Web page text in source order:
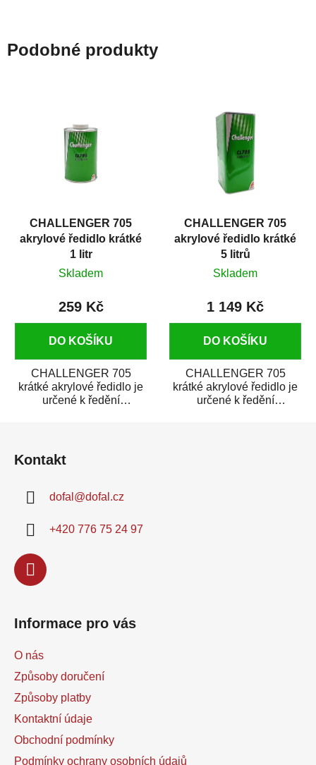
Podobné produkty
CHALLENGER 705
akrylové ředidlo krátké
1 litr
Skladem
259 Kč
DO KOŠÍKU
CHALLENGER 705
krátké akrylové ředidlo je
určené k ředění
CHALLENGER 705
akrylové ředidlo krátké
5 litrů
Skladem
1 149 Kč
DO KOŠÍKU
CHALLENGER 705
krátké akrylové ředidlo je
určené k ředění
Kontakt
dofal @dofal.cz
+420 776 75 24 97
Informace pro vás
O nás
Způsoby doručení
Způsoby platby
Kontaktní údaje
Obchodní podmínky
Podmínky ochrany osobních údajů